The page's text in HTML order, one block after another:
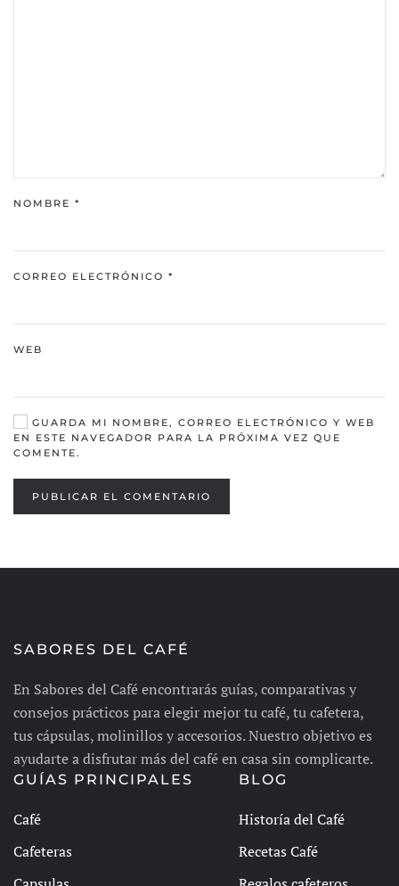
NOMBRE *
CORREO ELECTRÓNICO *
WEB
GUARDA MI NOMBRE, CORREO ELECTRÓNICO Y WEB
EN ESTE NAVEGADOR PARA LA PRÓXIMA VEZ QUE
COMENTE.
PUBLICAR EL COMENTARIO
SABORES DEL CAFÉ
En Sabores del Café encontrarás guías, comparativas y
consejos prácticos para elegir mejor tu café, tu cafetera,
tus cápsulas, molinillos y accesorios. Nuestro objetivo es
ayudarte a disfrutar más del café en casa sin complicarte.
GUÍAS PRINCIPALES
Café
Cafeteras
BLOG
Historía del Café
Recetas Café